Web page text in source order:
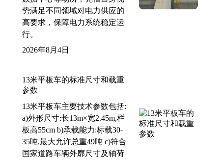
势满足不同领域对电力供应的
高要求，保障电力系统稳定运
行。
2026年8月4日
13米平板车的标准尺寸和载重
参数
13米平板车主要技术参数包括:
a)外形尺寸:长13m×宽2.45m,栏
板高55cm b)承载能力:标载30-
35吨,最大允许总重49吨 c)符合
国家道路车辆外廓尺寸及轴荷